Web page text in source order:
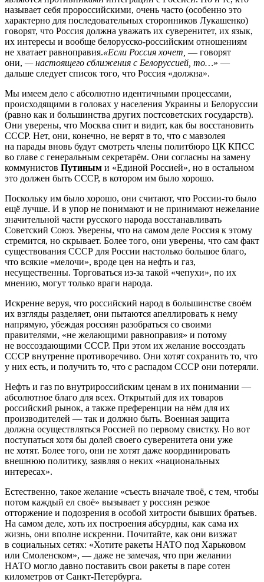
называет себя пророссийскими, очень часто (особенно это
характерно для последовательных сторонников Лукашенко)
говорят, что Россия должна уважать их суверенитет, их язык,
их интересы и вообще белорусско-российским отношениям
не хватает равноправия.«Если Россия хочет, — говорят
они, — настоящего сближения с Белоруссией, то…» —
дальше следует список того, что Россия «должна».
Мы имеем дело с абсолютно идентичными процессами,
происходящими в головах у населения Украины и Белоруссии
(равно как и большинства других постсоветских государств).
Они уверены, что Москва спит и видит, как бы восстановить
СССР. Нет, они, конечно, не верят в то, что с мавзолея
на парады вновь будут смотреть члены политбюро ЦК КПСС
во главе с генеральным секретарём. Они согласны на замену
коммунистов Путиным и «Единой Россией», но в остальном
это должен быть СССР, в котором им было хорошо.
Поскольку им было хорошо, они считают, что России-то было
ещё лучше. И в упор не понимают и не принимают нежелание
значительной части русского народа восстанавливать
Советский Союз. Уверены, что на самом деле Россия к этому
стремится, но скрывает. Более того, они уверены, что сам факт
существования СССР для России настолько большое благо,
что всякие «мелочи», вроде цен на нефть и газ,
несущественны. Торговаться из-за такой «чепухи», по их
мнению, могут только враги народа.
Искренне веруя, что российский народ в большинстве своём
их взгляды разделяет, они пытаются апеллировать к нему
напрямую, убеждая россиян разобраться со своими
правителями, «не желающими равноправия» и потому
не воссоздающими СССР. При этом их желание воссоздать
СССР внутренне противоречиво. Они хотят сохранить то, что
у них есть, и получить то, что с распадом СССР они потеряли.
Нефть и газ по внутрироссийским ценам в их понимании —
абсолютное благо для всех. Открытый для их товаров
российский рынок, а также преференции на нём для их
производителей — так и должно быть. Военная защита
должна осуществляться Россией по первому свистку. Но вот
поступаться хотя бы долей своего суверенитета они уже
не хотят. Более того, они не хотят даже координировать
внешнюю политику, заявляя о неких «национальных
интересах».
Естественно, такое желание «съесть вначале твоё, с тем, чтобы
потом каждый ел своё» вызывает у россиян резкое
отторжение и подозрения в особой хитрости бывших братьев.
На самом деле, хоть их построения абсурдны, как сама их
жизнь, они вполне искренни. Почитайте, как они визжат
в социальных сетях: «Хотите ракеты НАТО под Харьковом
или Смоленском», — даже не замечая, что при желании
НАТО могло давно поставить свои ракеты в паре сотен
километров от Санкт-Петербурга.